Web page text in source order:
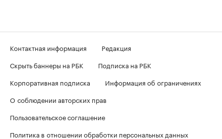
Контактная информация
Редакция
Скрыть баннеры на РБК
Подписка на РБК
Корпоративная подписка
Информация об ограничениях
О соблюдении авторских прав
Пользовательское соглашение
Политика в отношении обработки персональных данных